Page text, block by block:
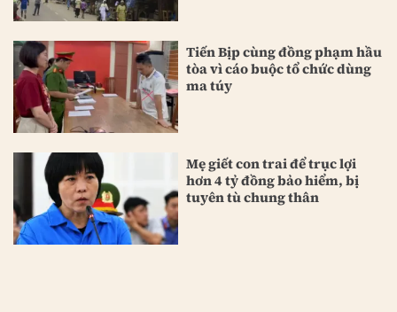
Tiến Bịp cùng đồng phạm hầu
tòa vì cáo buộc tổ chức dùng
ma túy
Mẹ giết con trai để trục lợi
hơn 4 tỷ đồng bảo hiểm, bị
tuyên tù chung thân